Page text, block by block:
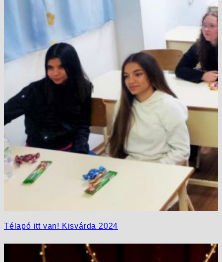
Télapó itt van! Kisvárda 2024